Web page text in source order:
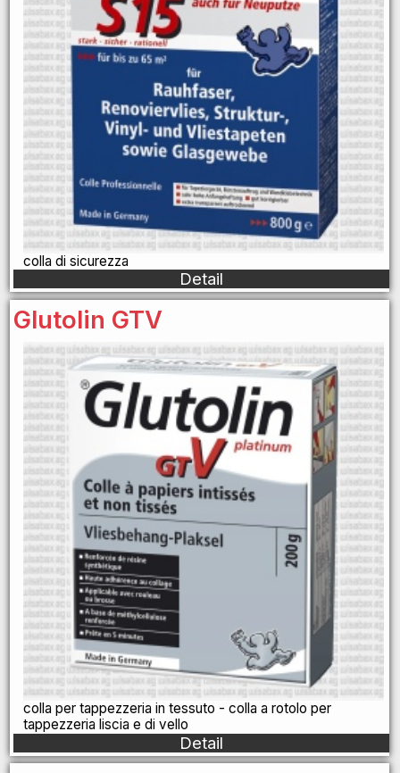
colla di sicurezza
Detail
Glutolin GTV
colla per tappezzeria in tessuto - colla a rotolo per
tappezzeria liscia e di vello
Detail